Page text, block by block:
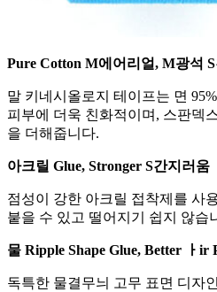
Pure Cotton M에어리얼, M광석 S
말 키네시올로지 테이프는 면
피부에 더욱 친화적이며, 스판덱
을 더해줍니다.
아크릴 Glue, Stronger S간지러움
점성이 강한 아크릴 접착제를 사
붙을 수 있고 떨어지기 쉽지 않습
물 Ripple Shape Glue, Better ㅏ ir
독특한 물결무늬 고무 표면 디자